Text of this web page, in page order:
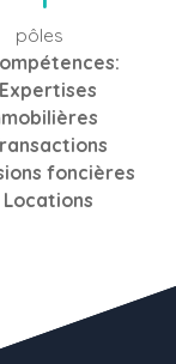
pôles
Expertises
foncières
Locations